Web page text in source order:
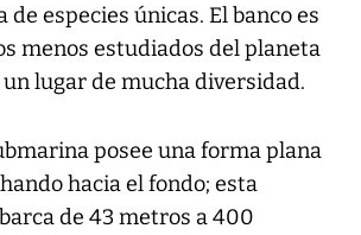
de especies únicas. El banco es
menos estudiados del planeta
lugar de mucha diversidad.
posee una forma plana
hacia el fondo; esta
de 43 metros a 400